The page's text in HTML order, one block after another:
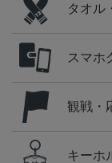
タオル
スマホ
観戦・
キーホ